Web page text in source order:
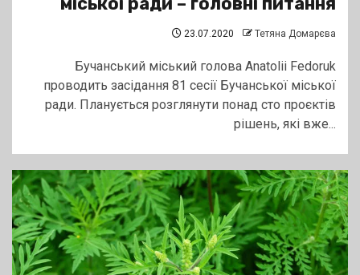
23.07.2020 Тетяна Домарєва
Бучанський міський голова Anatolii Fedoruk
проводить засідання 81 сесії Бучанської міської
ради. Планується розглянути понад сто проєктів
рішень, які вже...